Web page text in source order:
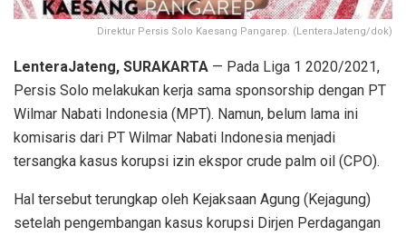
Direktur Persis Solo Kaesang Pangarep. (LenteraJateng/dok)
LenteraJateng, SURAKARTA — Pada Liga 1 2020/2021,
Persis Solo melakukan kerja sama sponsorship dengan PT
Wilmar Nabati Indonesia (MPT). Namun, belum lama ini
komisaris dari PT Wilmar Nabati Indonesia menjadi
tersangka kasus korupsi izin ekspor crude palm oil (CPO).
Hal tersebut terungkap oleh Kejaksaan Agung (Kejagung)
setelah pengembangan kasus korupsi Dirjen Perdagangan